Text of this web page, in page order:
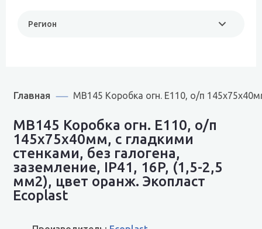
Регион
Главная MB145 Коробка огн. E110, о/п
MB145 Коробка огн. E110, о/п
145х75х40мм, с гладкими
стенками, без галогена,
заземление, IP41, 16P, (1,5-2,5
мм2), цвет оранж. Экопласт
Ecoplast